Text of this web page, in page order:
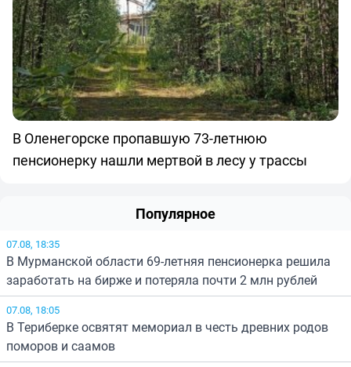
В Оленегорске пропавшую 73-летнюю
пенсионерку нашли мертвой в лесу у трассы
Популярное
07.08, 18:35
В Мурманской области 69-летняя пенсионерка решила
заработать на бирже и потеряла почти 2 млн рублей
07.08, 18:05
В Териберке освятят мемориал в честь древних родов
поморов и саамов